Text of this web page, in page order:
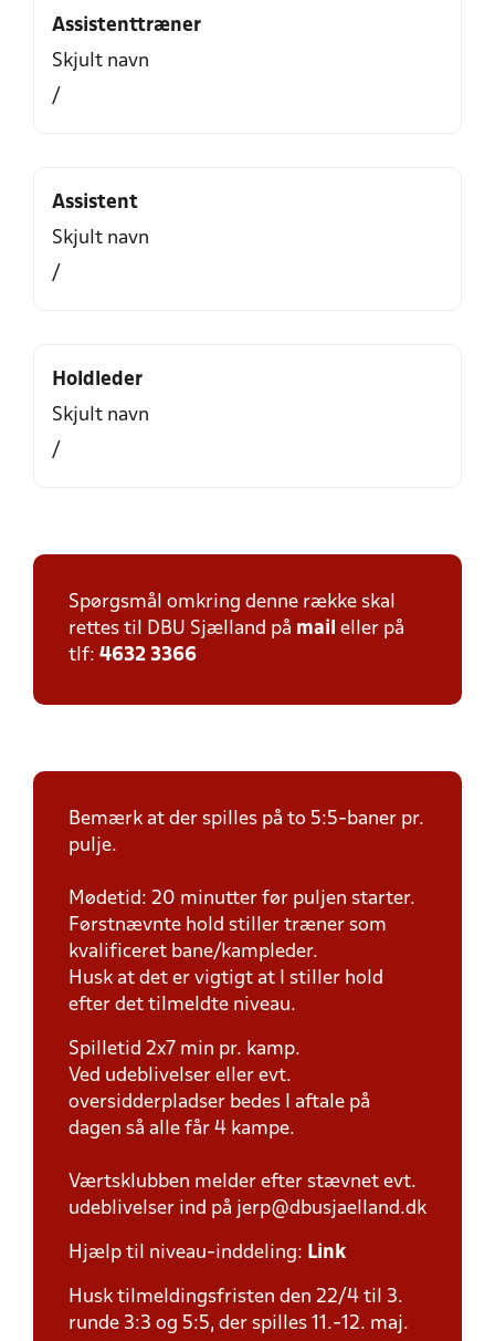
Assistenttræner
Skjult navn
/
Assistent
Skjult navn
/
Holdleder
Skjult navn
/
Spørgsmål omkring denne række skal
rettes til DBU Sjælland på mail eller på
tlf: 4632 3366
Bemærk at der spilles på to 5:5-baner pr.
pulje.
Mødetid: 20 minutter før puljen starter.
Førstnævnte hold stiller træner som
kvalificeret bane/kampleder.
Husk at det er vigtigt at I stiller hold
efter det tilmeldte niveau.
Spilletid 2x7 min pr. kamp.
Ved udeblivelser eller evt.
oversidderpladser bedes I aftale på
dagen så alle får 4 kampe.
Værtsklubben melder efter stævnet evt.
udeblivelser ind på jerp@dbusjaelland.dk
Hjælp til niveau-inddeling: Link
Husk tilmeldingsfristen den 22/4 til 3.
runde 3:3 og 5:5, der spilles 11.-12. maj.